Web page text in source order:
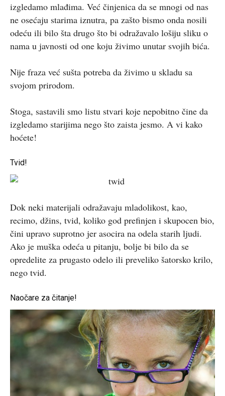
izgledamo mlađima. Već činjenica da se mnogi od nas
ne osećaju starima iznutra, pa zašto bismo onda nosili
odeću ili bilo šta drugo što bi odražavalo lošiju sliku o
nama u javnosti od one koju živimo unutar svojih bića.
Nije fraza već sušta potreba da živimo u skladu sa
svojom prirodom.
Stoga, sastavili smo listu stvari koje nepobitno čine da
izgledamo starijima nego što zaista jesmo. A vi kako
hoćete!
Tvid!
Dok neki materijali odražavaju mladolikost, kao,
recimo, džins, tvid, koliko god prefinjen i skupocen bio,
čini upravo suprotno jer asocira na odela starih ljudi.
Ako je muška odeća u pitanju, bolje bi bilo da se
opredelite za prugasto odelo ili preveliko šatorsko krilo,
nego tvid.
Naočare za čitanje!